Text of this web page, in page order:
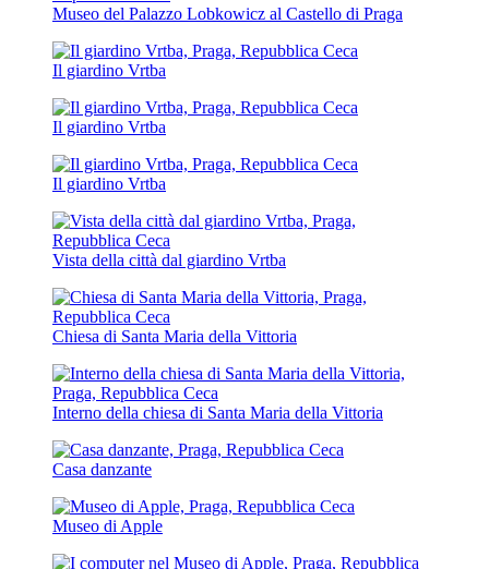
Museo del Palazzo Lobkowicz al Castello di Praga
Il giardino Vrtba
Il giardino Vrtba
Il giardino Vrtba
Vista della città dal giardino Vrtba
Chiesa di Santa Maria della Vittoria
Interno della chiesa di Santa Maria della Vittoria
Casa danzante
Museo di Apple